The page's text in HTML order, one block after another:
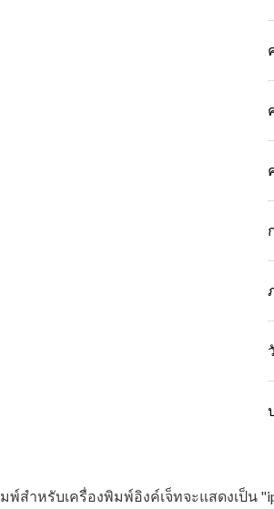
พ์สำหรับเครื่องพิมพ์อิงค์เจ็ทจะแสดงเป็น